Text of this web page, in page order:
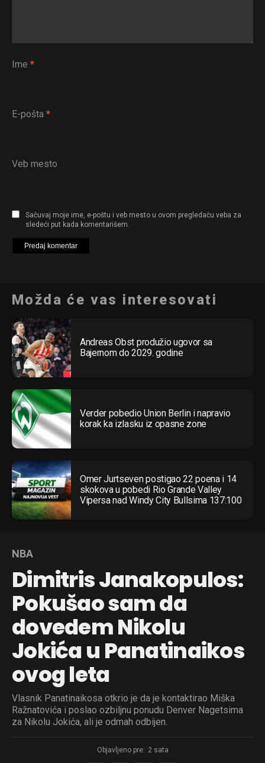
Ime *
E-pošta *
Veb mesto
Sačuvaj moje ime, e-poštu i veb mesto u ovom pregledaču veba za
sledeći put kada komentarišem.
Možda će vas interesovati
Andreas Obst produžio ugovor sa
Bajernom do 2029. godine
Verder pobedio Union Berlin i napravio
korak ka izlasku iz opasne zone
Omer Jurtseven postigao 22 poena i 14
skokova u pobedi Rio Grande Valley
Vipersa nad Windy City Bullsima 137:100
NBA
Dimitris Janakopulos:
Pokušao sam da
dovedem Nikolu
Jokića u Panatinaikos
ovog leta
Vlasnik Panatinaikosa otkrio je da je kontaktirao Miška
Ražnatovića i poslao ozbiljnu ponudu Denver Nagetsima
za Nikolu Jokića, ali je odmah odbijen.
Objavljeno pre: 2 sata